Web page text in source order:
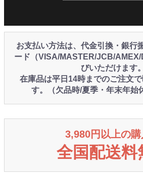
お支払い方法は、代金引換・銀行
ード（VISA/MASTER/JCB/
びいただけます。
在庫品は平日14時までのご注文
す。（欠品時/夏季・年末年始
3,980円以上の
全国配送料